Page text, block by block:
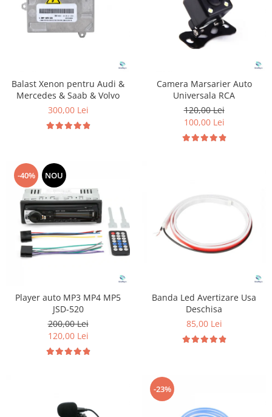
Balast Xenon pentru Audi &
Mercedes & Saab & Volvo
300,00 Lei
Camera Marsarier Auto
Universala RCA
120,00 Lei
100,00 Lei
-40% NOU
Player auto MP3 MP4 MP5
JSD-520
200,00 Lei
120,00 Lei
Banda Led Avertizare Usa
Deschisa
85,00 Lei
-23%